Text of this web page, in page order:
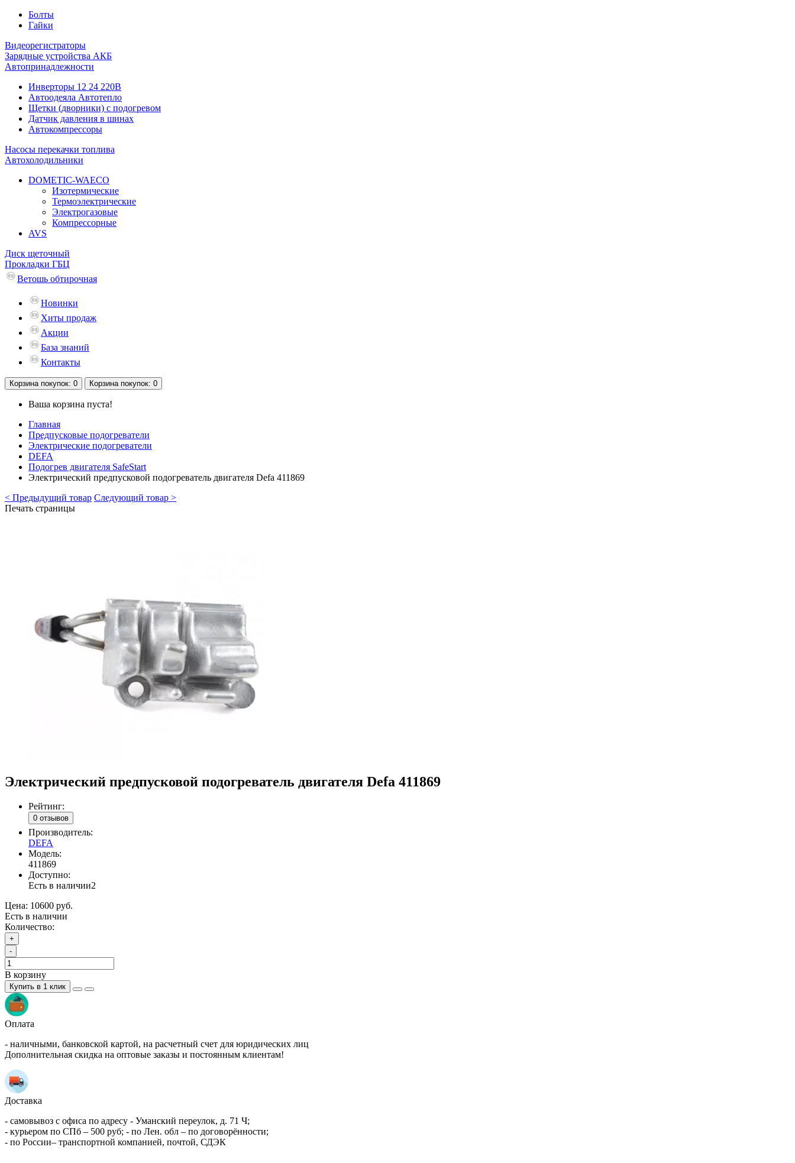
Болты
Гайки
Видеорегистраторы
Зарядные устройства АКБ
Автопринадлежности
Инверторы 12 24 220В
Автоодеяла Автотепло
Щетки (дворники) с подогревом
Датчик давления в шинах
Автокомпрессоры
Насосы перекачки топлива
Автохолодильники
DOMETIC-WAECO
Изотермические
Термоэлектрические
Электрогазовые
Компрессорные
AVS
Диск щеточный
Прокладки ГБЦ
Ветошь обтирочная
Новинки
Хиты продаж
Акции
База знаний
Контакты
Корзина покупок: 0 Корзина покупок: 0
Ваша корзина пуста!
Главная
Предпусковые подогреватели
Электрические подогреватели
DEFA
Подогрев двигателя SafeStart
Электрический предпусковой подогреватель двигателя Defa 411869
< Предыдущий товар Следующий товар >
Печать страницы
Электрический предпусковой подогреватель двигателя Defa 411869
Рейтинг:
0 отзывов
Производитель:
DEFA
Модель:
411869
Доступно:
Есть в наличии2
Цена: 10600 руб.
Есть в наличии
Количество:
+
-
В корзину
Купить в 1 клик
Оплата
- наличными, банковской картой, на расчетный счет для юридических лиц
Дополнительная скидка на оптовые заказы и постоянным клиентам!
Доставка
- самовывоз с офиса по адресу - Уманский переулок, д. 71 Ч;
- курьером по СПб – 500 руб; - по Лен. обл – по договорённости;
- по России– транспортной компанией, почтой, СДЭК